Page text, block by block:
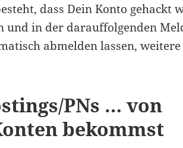
dass Dein Konto gehackt
und in der darauffolgenden
abmelden lassen,
PNs … von
bekommst